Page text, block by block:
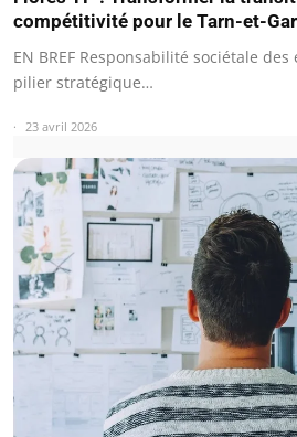
compétitivité pour le Tarn-et-
EN BREF Responsabilité sociétale
pilier stratégique…
23 avril 2026